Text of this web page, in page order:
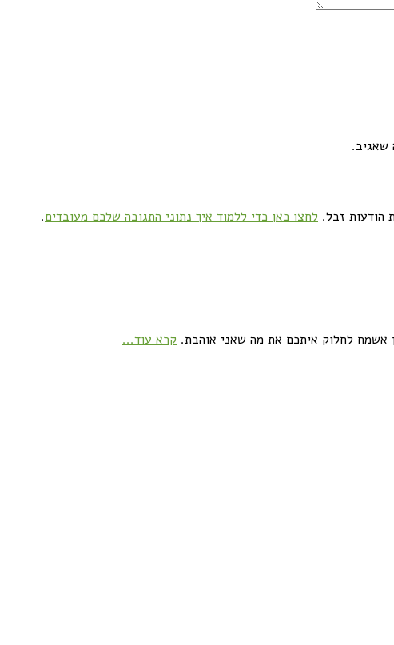
שאגיב.
הודעות זבל. לחצו כאן כדי ללמוד איך נתוני התגובה שלכם מעובדים.
לחלוק איתכם את מה שאני אוהבת. קרא עוד...